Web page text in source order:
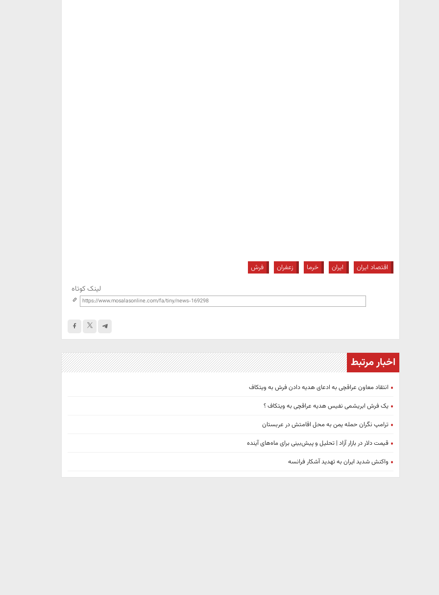
اقتصاد ایران ایران خرما زعفران فرش
لینک کوتاه
اخبار مرتبط
انتقاد معاون عراقچی به ادعای هدیه دادن فرش به ویتکاف
یک فرش ابریشمی نفیس هدیه عراقچی به ویتکاف ؟
ترامپ نگران حمله یمن به محل اقامتش در عربستان
قیمت دلار در بازار آزاد | تحلیل و پیش‌بینی برای ماه‌های آینده
واکنش شدید ایران به تهدید آشکار فرانسه